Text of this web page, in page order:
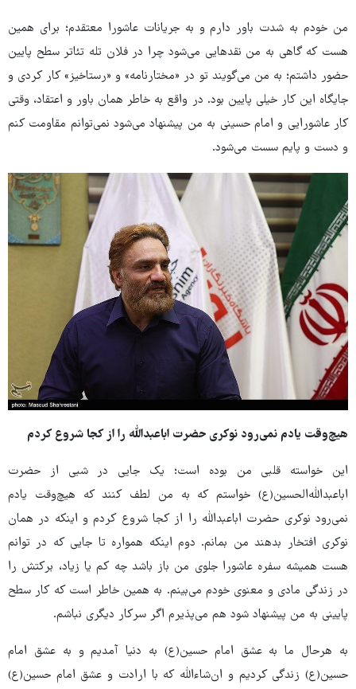
من خودم به شدت باور دارم و به جریانات عاشورا معتقدم؛ برای همین
هست که گاهی به من نقدهایی می‌شود چرا در فلان تله تئاتر سطح پایین
حضور داشتم؛ به من می‌گویند تو در «مختارنامه» و «رستاخیز» کار کردی و
جایگاه این کار خیلی پایین بود. در واقع به خاطر همان باور و اعتقاد، وقتی
کار عاشورایی و امام حسینی به من پیشنهاد می‌شود نمی‌توانم مقاومت کنم
و دست و پایم سست می‌شود.
هیچ‌وقت یادم نمی‌رود نوکری حضرت اباعبدالله را از کجا شروع کردم
این خواسته قلبی من بوده است؛ یک جایی در شبی از حضرت
اباعبدالله‌الحسین(ع) خواستم که به من لطف کنند که هیچ‌وقت یادم
نمی‌رود نوکری حضرت اباعبدالله را از کجا شروع کردم و اینکه در همان
نوکری افتخار بدهند من بمانم. دوم اینکه همواره تا جایی که در توانم
هست همیشه سفره عاشورا جلوی من باز باشد چه کم یا زیاد، برکتش را
در زندگی مادی و معنوی خودم می‌بینم. به همین خاطر است که کار سطح
پایینی به من پیشنهاد شود هم می‌پذیرم اگر سرکار دیگری نباشم.
به هرحال ما به عشق امام حسین(ع) به دنیا آمدیم و به عشق امام
حسین(ع) زندگی کردیم و ان‌شاءالله که با ارادت و عشق امام حسین(ع)